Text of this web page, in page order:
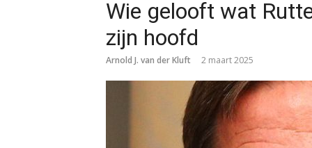
Wie gelooft wat
zijn hoofd
Arnold J. van der Kluft 2 maart 2025